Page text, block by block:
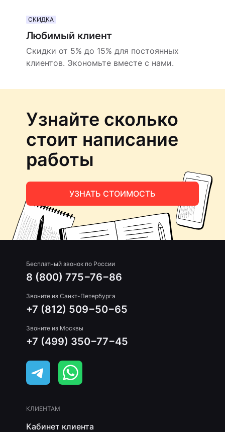
СКИДКА
Любимый клиент
Скидки от 5% до 15% для постоянных
клиентов. Экономьте вместе с нами.
Узнайте сколько
стоит написание
работы
УЗНАТЬ СТОИМОСТЬ
Бесплатный звонок по России
8 (800) 775−76−86
Звоните из Санкт-Петербурга
+7 (812) 509−50−65
Звоните из Москвы
+7 (499) 350−77−45
КЛИЕНТАМ
Кабинет клиента